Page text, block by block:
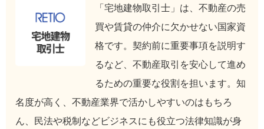
「宅地建物取引士」は、不動産の売
買や賃貸の仲介に欠かせない国家資
格です。契約前に重要事項を説明す
るなど、不動産取引を安心して進め
るための重要な役割を担います。知
名度が高く、不動産業界で活かしやすいのはもちろ
ん、民法や税制などビジネスにも役立つ法律知識が身